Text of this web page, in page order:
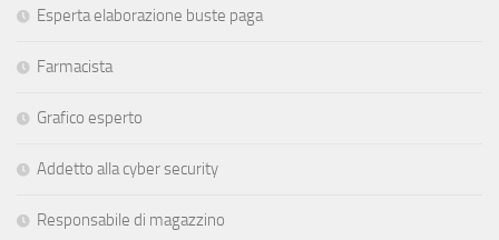
Esperta elaborazione buste paga
Farmacista
Grafico esperto
Addetto alla cyber security
Responsabile di magazzino